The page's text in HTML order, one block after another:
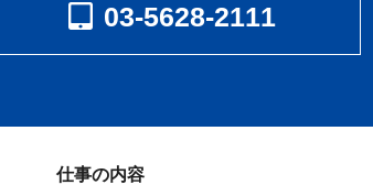
03-5628-2111
仕事の内容